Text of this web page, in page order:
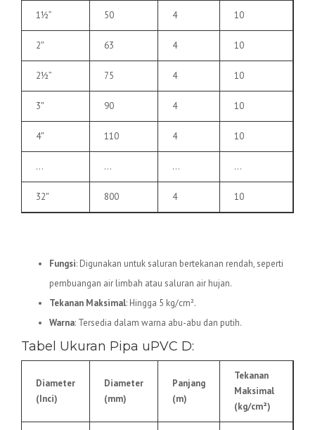
1½” 50 4 10
2″ 63 4 10
2½” 75 4 10
3″ 90 4 10
4″ 110 4 10
… … … …
32″ 800 4 10
Fungsi: Digunakan untuk saluran bertekanan rendah, seperti
pembuangan air limbah atau saluran air hujan.
Tekanan Maksimal: Hingga 5 kg/cm².
Warna: Tersedia dalam warna abu-abu dan putih.
Tabel Ukuran Pipa uPVC D:
Diameter
(Inci)
Diameter
(mm)
Panjang
(m)
Tekanan
Maksimal
(kg/cm²)